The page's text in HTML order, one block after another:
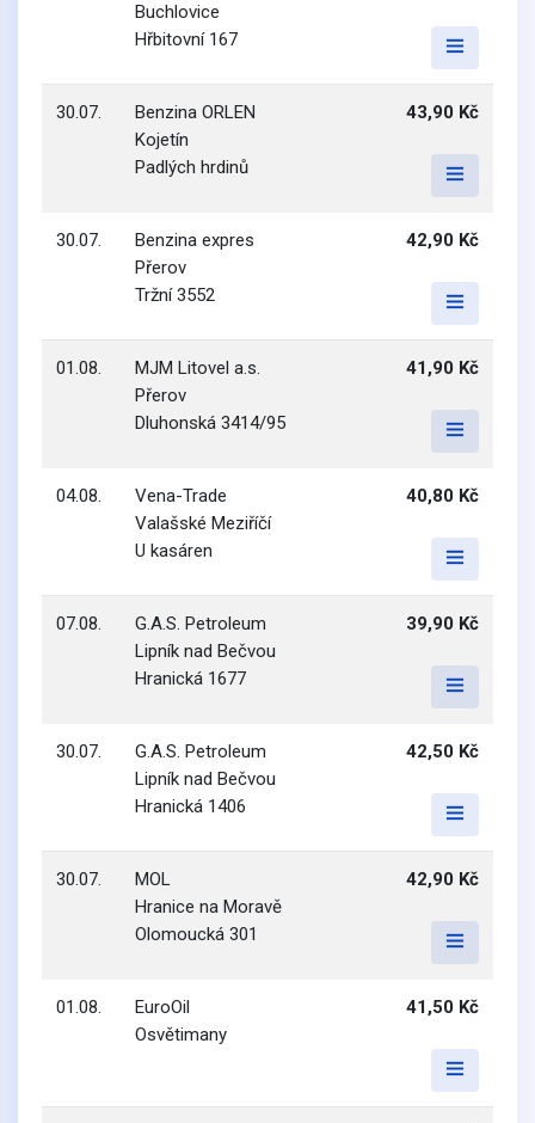
Buchlovice
Hřbitovní 167
30.07.
Benzina ORLEN
Kojetín
Padlých hrdinů
43,90 Kč
30.07.
Benzina expres
Přerov
Tržní 3552
42,90 Kč
01.08.
MJM Litovel a.s.
Přerov
Dluhonská 3414/95
41,90 Kč
04.08.
Vena-Trade
Valašské Meziříčí
U kasáren
40,80 Kč
07.08.
G.A.S. Petroleum
Lipník nad Bečvou
Hranická 1677
39,90 Kč
30.07.
G.A.S. Petroleum
Lipník nad Bečvou
Hranická 1406
42,50 Kč
30.07.
MOL
Hranice na Moravě
Olomoucká 301
42,90 Kč
01.08.
EuroOil
Osvětimany
41,50 Kč